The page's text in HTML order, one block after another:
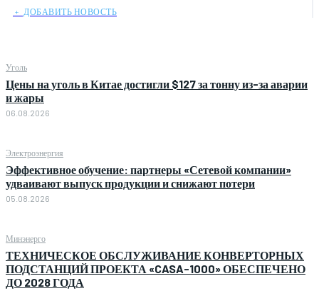
﹢ ДОБАВИТЬ НОВОСТЬ
Уголь
Цены на уголь в Китае достигли $127 за тонну из-за аварии
и жары
06.08.2026
Электроэнергия
Эффективное обучение: партнеры «Сетевой компании»
удваивают выпуск продукции и снижают потери
05.08.2026
Минэнерго
ТЕХНИЧЕСКОЕ ОБСЛУЖИВАНИЕ КОНВЕРТОРНЫХ
ПОДСТАНЦИЙ ПРОЕКТА «CASA-1000» ОБЕСПЕЧЕНО
ДО 2028 ГОДА